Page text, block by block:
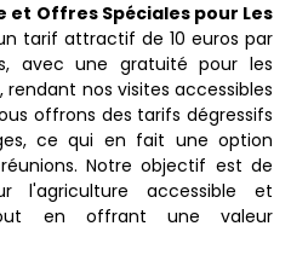
Offres Spéciales pour Les
tarif attractif de 10 euros par
avec une gratuité pour les
rendant nos visites accessibles
offrons des tarifs dégressifs
ce qui en fait une option
Notre objectif est de
l'agriculture accessible et
en offrant une valeur